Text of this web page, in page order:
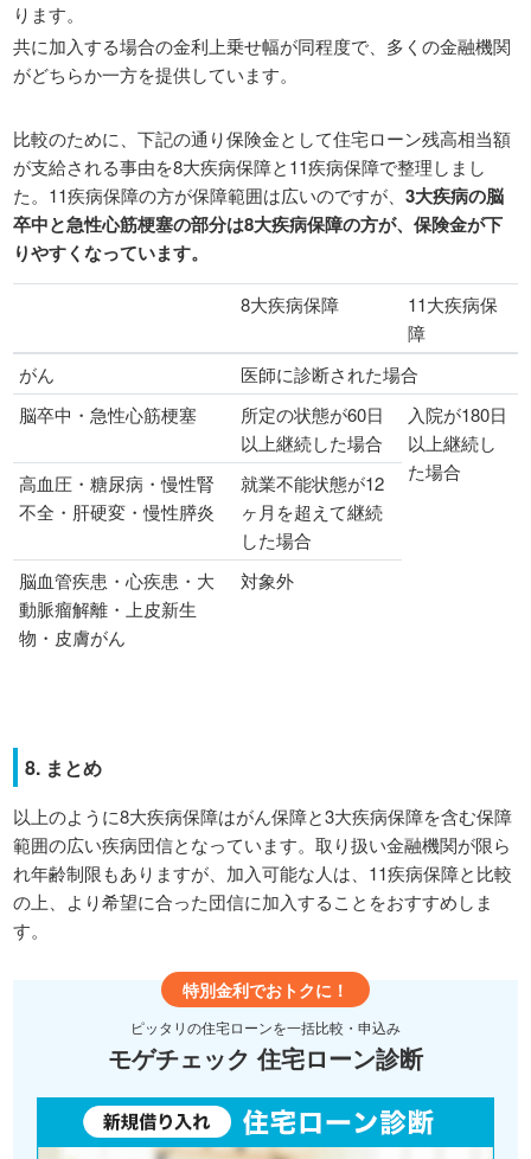
ります。
共に加入する場合の金利上乗せ幅が同程度で、多くの金融機関
がどちらか一方を提供しています。
比較のために、下記の通り保険金として住宅ローン残高相当額
が支給される事由を8大疾病保障と11疾病保障で整理しまし
た。11疾病保障の方が保障範囲は広いのですが、 3大疾病の脳
卒中と急性心筋梗塞の部分は8大疾病保障の方が、保険金が下
りやすくなっています。
8大疾病保障
11大疾病保
障
がん
医師に診断された場合
脳卒中・急性心筋梗塞
所定の状態が60日
以上継続した場合
入院が180日
以上継続し
た場合
高血圧・糖尿病・慢性腎
不全・肝硬変・慢性膵炎
就業不能状態が12
ヶ月を超えて継続
した場合
脳血管疾患・心疾患・大
動脈瘤解離・上皮新生
物・皮膚がん
対象外
8. まとめ
以上のように8大疾病保障はがん保障と3大疾病保障を含む保障
範囲の広い疾病団信となっています。取り扱い金融機関が限ら
れ年齢制限もありますが、加入可能な人は、11疾病保障と比較
の上、より希望に合った団信に加入することをおすすめしま
す。
特別金利でおトクに！
ピッタリの住宅ローンを一括比較・申込み
モゲチェック 住宅ローン診断